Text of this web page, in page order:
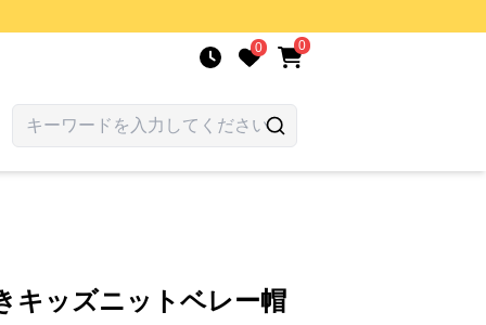
0 0
キッズニットベレー帽